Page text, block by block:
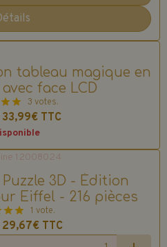
tableau magique en
face LCD
3 votes.
33,99€ TTC
3D - Édition
Eiffel - 216 pièces
1 vote.
29,67€ TTC